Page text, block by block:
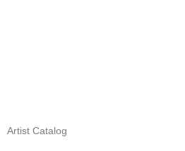
Artist Catalog